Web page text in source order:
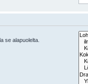
se alapuolelta.